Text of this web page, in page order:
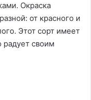
Окраска
от красного и
Этот сорт имеет
радует своим